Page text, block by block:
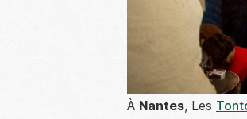
À Nantes, Les